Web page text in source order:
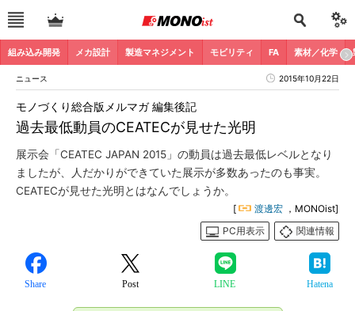
組み込み開発 メカ設計 製造マネジメント モビリティ FA 素材／化学
ニュース 2015年10月22日
過去最低動員のCEATECが見せた光明
モノづくり総合版メルマガ 編集後記
展示会「CEATEC JAPAN 2015」の動員は過去最低レベルとなり
ましたが、人だかりができていた展示が多数あったのも事実。
CEATECが見せた光明とはなんでしょうか。
[ 渡邊宏 ，MONOist]
PC用表示
関連情報
Share Post LINE Hatena